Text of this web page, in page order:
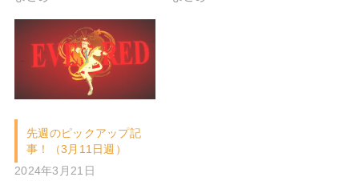
先週のピックアップ記
事！（3月11日週）
2024年3月21日